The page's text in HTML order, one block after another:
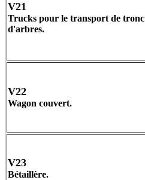
V21
Trucks pour le transport de tronc
d'arbres.
V22
Wagon couvert.
V23
Bétaillère.